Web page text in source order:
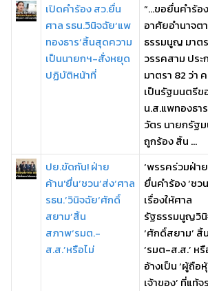
เปิดคำร้อง สว.ยื่น
ศาล รธน.วินิจฉัย‘แพ
ทองธาร’สิ้นสุดความ
เป็นนายกฯ-สั่งหยุด
ปฏิบัติหน้าที่
“…ขอยื่นคำร้อ
อาศัยอำนาจต
ธรรมนูญ มาต
วรรคสาม ประ
มาตรา 82 ว่า
เป็นรัฐมนตรีข
น.ส.แพทองธา
วัตร นายกรัฐ
ถูกร้อง สิ้น ...
ปย.ขัดกัน! ฝ่าย
ค้าน'ยื่น‘ชวน’ส่ง‘ศาล
รธน.’วินิจฉัย‘ศักดิ์
สยาม’สิ้น
สภาพ‘รมต.-
ส.ส.’หรือไม่
‘พรรคร่วมฝ่า
ยื่นคำร้อง ‘ชว
เรื่องให้ศาล
รัฐธรรมนูญวิ
‘ศักดิ์สยาม’
‘รมต-ส.ส.’ ห
อ้างเป็น ‘ผู้ถือ
เจ้าของ’ ที่แท้จ